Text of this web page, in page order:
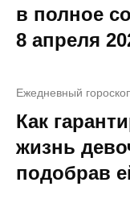
в полное
8 апреля
Ежедневный
Как
жизнь
подобрав